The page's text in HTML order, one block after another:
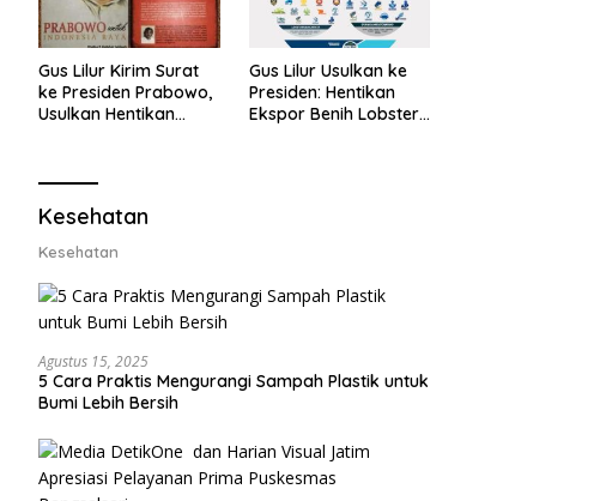
Gus Lilur Kirim Surat
ke Presiden Prabowo,
Usulkan Hentikan
Lobster 50 Gram
Gus Lilur Usulkan ke
Presiden: Hentikan
Ekspor Benih Lobster,
Kesehatan
Kesehatan
Agustus 15, 2025
5 Cara Praktis Mengurangi Sampah Plastik untuk
Bumi Lebih Bersih